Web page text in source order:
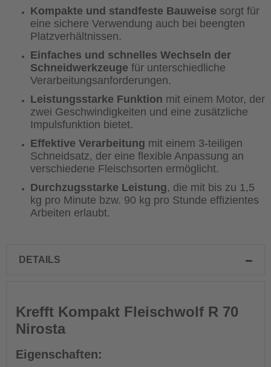
Kompakte und standfeste Bauweise sorgt für
eine sichere Verwendung auch bei beengten
Platzverhältnissen.
Einfaches und schnelles Wechseln der
Schneidwerkzeuge für unterschiedliche
Verarbeitungsanforderungen.
Leistungsstarke Funktion mit einem Motor, der
zwei Geschwindigkeiten und eine zusätzliche
Impulsfunktion bietet.
Effektive Verarbeitung mit einem 3-teiligen
Schneidsatz, der eine flexible Anpassung an
verschiedene Fleischsorten ermöglicht.
Durchzugsstarke Leistung, die mit bis zu 1,5
kg pro Minute bzw. 90 kg pro Stunde effizientes
Arbeiten erlaubt.
DETAILS
Krefft Kompakt Fleischwolf R 70
Nirosta
Eigenschaften: